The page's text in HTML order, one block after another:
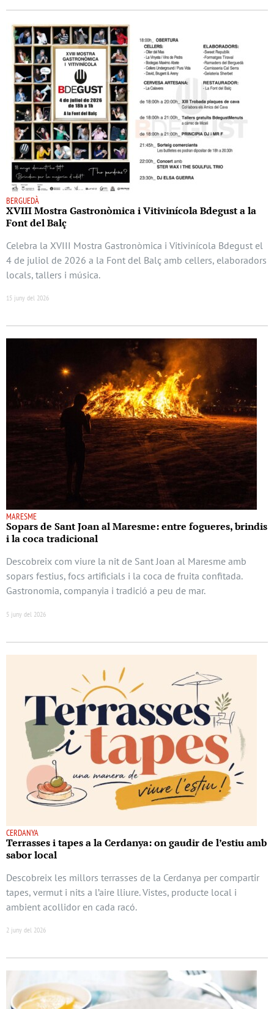
BERGUEDÀ
XVIII Mostra Gastronòmica i Vitivinícola Bdegust a la
Font del Balç
Celebra la XVIII Mostra Gastronòmica i Vitivinícola Bdegust el
4 de juliol de 2026 a la Font del Balç amb cellers, elaboradors
locals, tallers i música.
15 juny del 2026
MARESME
Sopars de Sant Joan al Maresme: entre fogueres, brindis
i la coca tradicional
Descobreix com viure la nit de Sant Joan al Maresme amb
sopars festius, focs artificials i la coca de fruita confitada.
Gastronomia, companyia i tradició a peu de mar.
5 juny del 2026
CERDANYA
Terrasses i tapes a la Cerdanya: on gaudir de l’estiu amb
sabor local
Descobreix les millors terrasses de la Cerdanya per compartir
tapes, vermut i nits a l’aire lliure. Vistes, producte local i
ambient acollidor en cada racó.
2 juny del 2026